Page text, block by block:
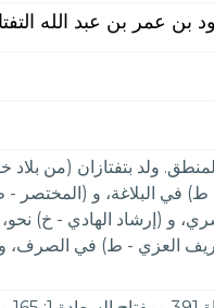
بن عمر بن عبد الله
والمنطق. ولد بتفتازان (من
في البلاغة، و (المختصر -
و (إرشاد الهادي - خ)
العزي - ط) في